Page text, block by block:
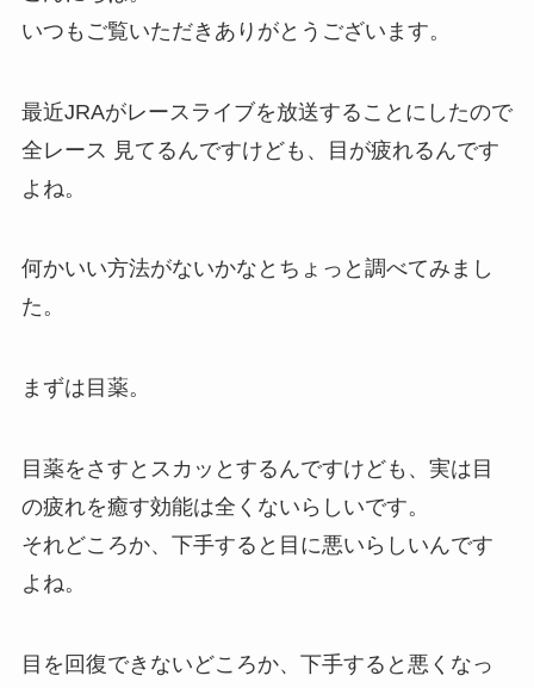
いつもご覧いただきありがとうございます。
最近JRAがレースライブを放送することにしたので
全レース 見てるんですけども、目が疲れるんです
よね。
何かいい方法がないかなとちょっと調べてみまし
た。
まずは目薬。
目薬をさすとスカッとするんですけども、実は目
の疲れを癒す効能は全くないらしいです。
それどころか、下手すると目に悪いらしいんです
よね。
目を回復できないどころか、下手すると悪くなっ